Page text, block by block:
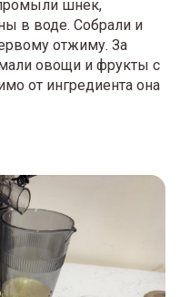
шнек,
в воде. Собрали и
отжиму. За
овощи и фрукты с
от ингредиента она